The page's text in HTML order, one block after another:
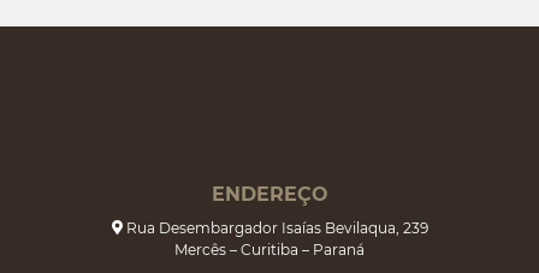
ENDEREÇO
Rua Desembargador Isaías Bevilaqua, 239
Mercês – Curitiba – Paraná